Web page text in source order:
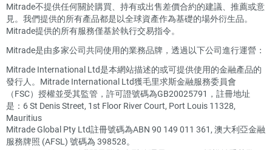
Mitrade不提供任何關於購買、持有或出售差價合約的建議、推薦或意
見。我們提供的所有產品都是以全球資產作為基礎的場外衍生品。
Mitrade提供的所有服務僅基於執行交易指令。
Mitrade是由多家公司共同使用的業務品牌，透過以下公司進行運營：
Mitrade International Ltd是本網站描述的或可提供使用的金融產品的
發行人。Mitrade International Ltd獲毛里求斯金融服務委員會
（FSC）授權並受其監管，許可證號碼為GB20025791，註冊地址
是：6 St Denis Street, 1st Floor River Court, Port Louis 11328,
Mauritius
Mitrade Global Pty Ltd註冊號碼為ABN 90 149 011 361, 澳大利亞金融
服務牌照 (AFSL) 號碼為 398528。